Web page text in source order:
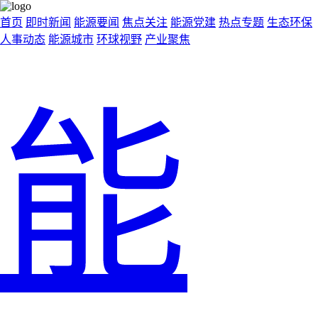
首页 即时新闻 能源要闻 焦点关注 能源党建 热点专题 生态环保
人事动态 能源城市 环球视野 产业聚焦
能